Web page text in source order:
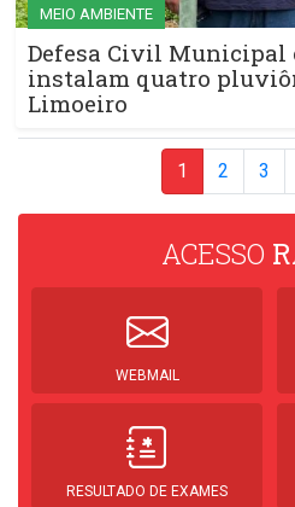
MEIO AMBIENTE
Defesa Civil Municipal
instalam quatro
Limoeiro
1 2 3
ACESSO
WEBMAIL
RESULTADO DE EXAMES